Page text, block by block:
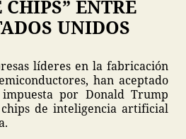
CHIPS” ENTRE
UNIDOS
líderes en la fabricación
han aceptado
por Donald Trump
de inteligencia artificial